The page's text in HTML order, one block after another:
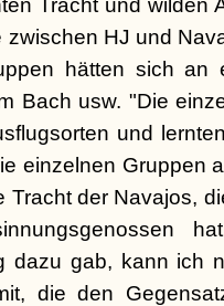
Tracht und wilden
zwischen HJ und
hätten sich an
Bach usw. "Die
und
einzelnen Gruppen
Tracht der Navajos,
dazu gab, kann ich
die den